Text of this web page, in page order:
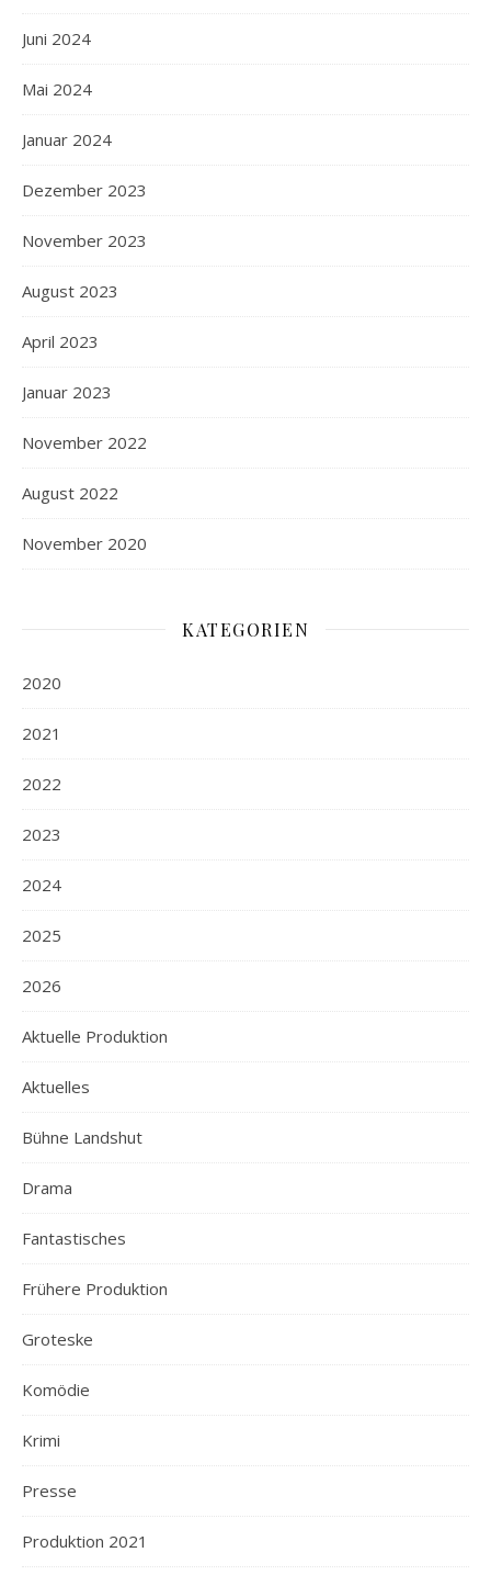
Juni 2024
Mai 2024
Januar 2024
Dezember 2023
November 2023
August 2023
April 2023
Januar 2023
November 2022
August 2022
November 2020
KATEGORIEN
2020
2021
2022
2023
2024
2025
2026
Aktuelle Produktion
Aktuelles
Bühne Landshut
Drama
Fantastisches
Frühere Produktion
Groteske
Komödie
Krimi
Presse
Produktion 2021